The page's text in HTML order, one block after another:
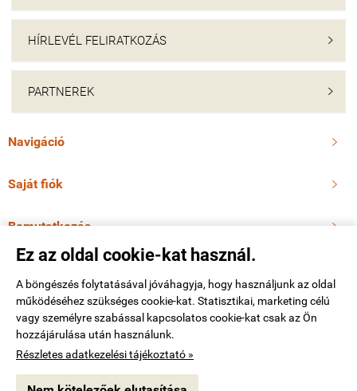
Ez az oldal cookie-kat használ.
A böngészés folytatásával jóváhagyja, hogy használjunk az oldal
működéséhez szükséges cookie-kat. Statisztikai, marketing célú
vagy személyre szabással kapcsolatos cookie-kat csak az Ön
hozzájárulása után használunk.
Részletes adatkezelési tájékoztató »
HÍRLEVÉL FELIRATKOZÁS 
PARTNEREK 
Navigáció 
Saját fiók 
Bemutatkozás 
molnarmotor.hu -Molnár Pálné-ÁSZF-Adatkezelési tájékoztató
Webáruház készítés a StartÜzlettel.